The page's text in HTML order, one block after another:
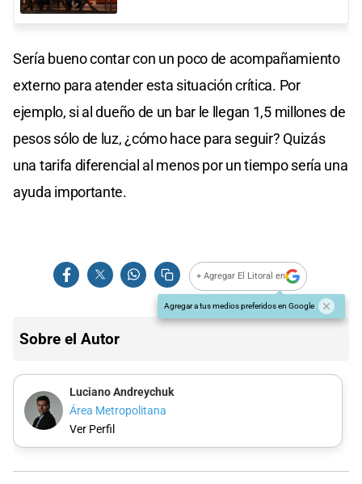
Sería bueno contar con un poco de acompañamiento
externo para atender esta situación crítica. Por
ejemplo, si al dueño de un bar le llegan 1,5 millones de
pesos sólo de luz, ¿cómo hace para seguir? Quizás
una tarifa diferencial al menos por un tiempo sería una
ayuda importante.
+ Agregar El Litoral en
Agregar a tus medios preferidos en Google
Sobre el Autor
Luciano Andreychuk
Área Metropolitana
Ver Perfil